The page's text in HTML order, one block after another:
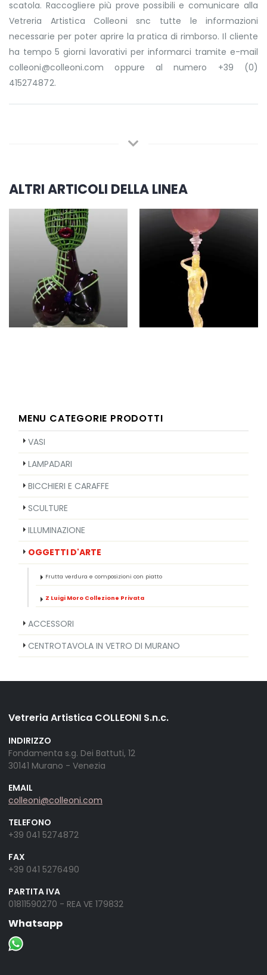
scatola. Raccogliere più prove possibili e comunicare alla
Vetreria Artistica Colleoni snc tutte le informazioni
necessarie per poter aprire la pratica di rimborso. Il cliente
ha tempo 5 giorni lavorativi per informarci tramite e-mail
colleoni@colleoni.com oppure al numero +39 (0)
415274872.
ALTRI ARTICOLI DELLA LINEA
MENU CATEGORIE PRODOTTI
VASI
LAMPADARI
BICCHIERI E CARAFFE
SCULTURE
ILLUMINAZIONE
OGGETTI D'ARTE
Frutta verdura e composizioni con piatto
Z Luigi Moro Collezione Privata
ACCESSORI
CENTROTAVOLA IN VETRO DI MURANO
Vetreria Artistica COLLEONI S.n.c.
INDIRIZZO
Fondamenta s.g. Dei Battuti, 12
30141 Murano - Venezia
EMAIL
colleoni@colleoni.com
TELEFONO
+39 041 5274872
FAX
+39 041 5276490
PARTITA IVA
01811590270 - REA VE 179832
Whatsapp